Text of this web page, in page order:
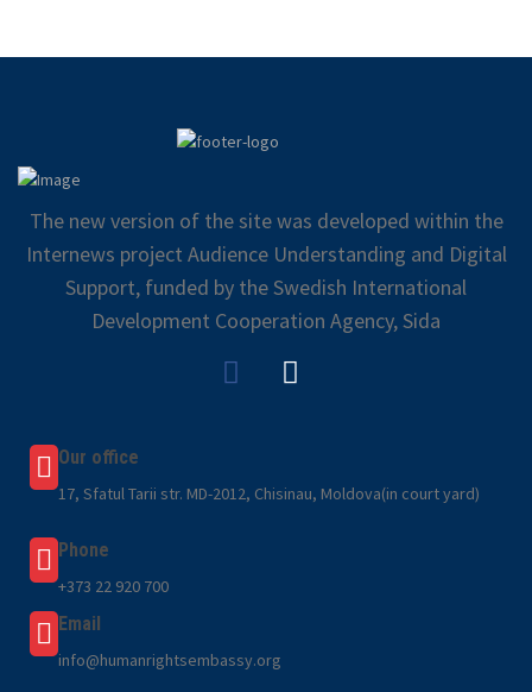
The new version of the site was developed within the
Internews project Audience Understanding and Digital
Support, funded by the Swedish International
Development Cooperation Agency, Sida
Our office
17, Sfatul Tarii str. MD-2012, Chisinau, Moldova(in court yard)
Phone
+373 22 920 700
Email
info@humanrightsembassy.org